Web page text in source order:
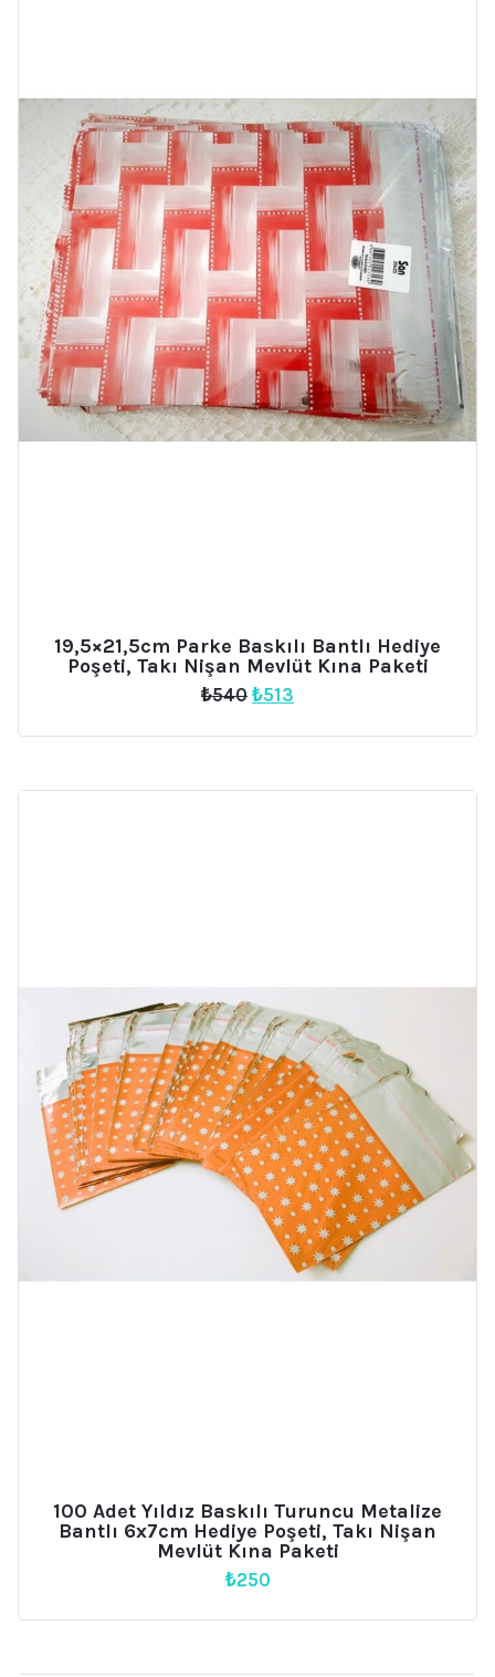
19,5×21,5cm Parke Baskılı Bantlı Hediye
Poşeti, Takı Nişan Mevlüt Kına Paketi
₺540 Orijinal
₺540.
₺513
fiyat:
100 Adet Yıldız Baskılı Turuncu Metalize
Bantlı 6x7cm Hediye Poşeti, Takı Nişan
Mevlüt Kına Paketi
₺250